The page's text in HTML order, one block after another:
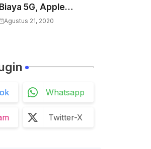
Biaya 5G, Apple
Agustus 21, 2020
Whatsapp
Twitter-X